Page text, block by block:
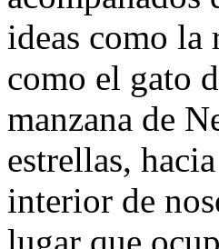
ideas como la
como el gato
manzana de
estrellas,
interior de